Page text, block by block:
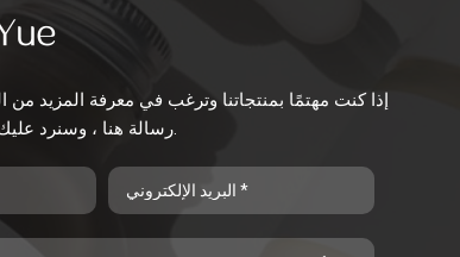
إذا كنت مهتمًا بمنتجاتنا وترغب في معرفة المزيد من
رسالة هنا ، وسنرد عليك في أقرب وقت ممكن.